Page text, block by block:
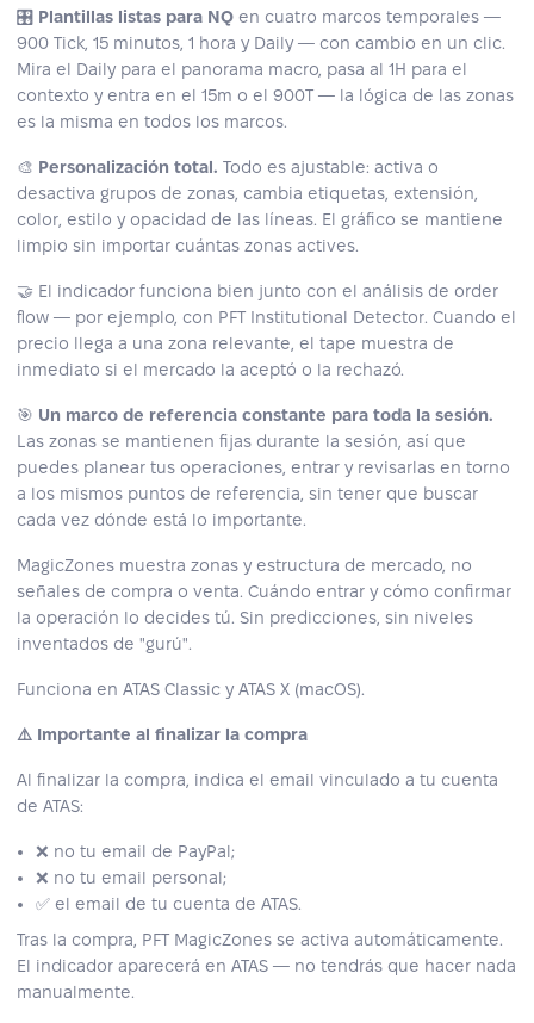
🎛 Plantillas listas para NQ en cuatro marcos temporales —
900 Tick, 15 minutos, 1 hora y Daily — con cambio en un clic.
Mira el Daily para el panorama macro, pasa al 1H para el
contexto y entra en el 15m o el 900T — la lógica de las zonas
es la misma en todos los marcos.
🎨 Personalización total. Todo es ajustable: activa o
desactiva grupos de zonas, cambia etiquetas, extensión,
color, estilo y opacidad de las líneas. El gráfico se mantiene
limpio sin importar cuántas zonas actives.
🤝 El indicador funciona bien junto con el análisis de order
flow — por ejemplo, con PFT Institutional Detector. Cuando el
precio llega a una zona relevante, el tape muestra de
inmediato si el mercado la aceptó o la rechazó.
🎯 Un marco de referencia constante para toda la sesión.
Las zonas se mantienen fijas durante la sesión, así que
puedes planear tus operaciones, entrar y revisarlas en torno
a los mismos puntos de referencia, sin tener que buscar
cada vez dónde está lo importante.
MagicZones muestra zonas y estructura de mercado, no
señales de compra o venta. Cuándo entrar y cómo confirmar
la operación lo decides tú. Sin predicciones, sin niveles
inventados de "gurú".
Funciona en ATAS Classic y ATAS X (macOS).
⚠️ Importante al finalizar la compra
Al finalizar la compra, indica el email vinculado a tu cuenta
de ATAS:
❌ no tu email de PayPal;
❌ no tu email personal;
✅ el email de tu cuenta de ATAS.
Tras la compra, PFT MagicZones se activa automáticamente.
El indicador aparecerá en ATAS — no tendrás que hacer nada
manualmente.